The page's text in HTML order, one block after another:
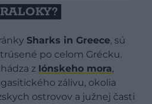
Sharks in Greece, sú
po celom Grécku.
z Iónskeho mora,
zálivu, okolia
ostrovov a južnej časti